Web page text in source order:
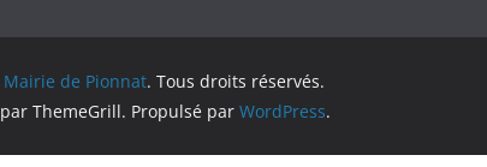
Mairie de Pionnat. Tous droits réservés.
par ThemeGrill. Propulsé par WordPress.